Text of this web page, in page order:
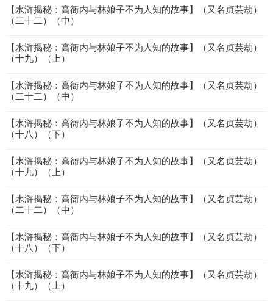
【水浒揭秘：高衙内与林娘子不为人知的故事】（又名贞芸劫）
（二十二）（中）
【水浒揭秘：高衙内与林娘子不为人知的故事】（又名贞芸劫）
（十九）（上）
【水浒揭秘：高衙内与林娘子不为人知的故事】（又名贞芸劫）
（二十二）（中）
【水浒揭秘：高衙内与林娘子不为人知的故事】（又名贞芸劫）
（十八）（下）
【水浒揭秘：高衙内与林娘子不为人知的故事】（又名贞芸劫）
（十九）（上）
【水浒揭秘：高衙内与林娘子不为人知的故事】（又名贞芸劫）
（二十二）（中）
【水浒揭秘：高衙内与林娘子不为人知的故事】（又名贞芸劫）
（十八）（下）
【水浒揭秘：高衙内与林娘子不为人知的故事】（又名贞芸劫）
（十九）（上）